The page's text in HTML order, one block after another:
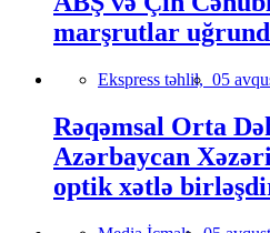
marşrutlar
Ekspress təhlil, 05
Rəqəmsal Orta
Azərbaycan
optik xətlə